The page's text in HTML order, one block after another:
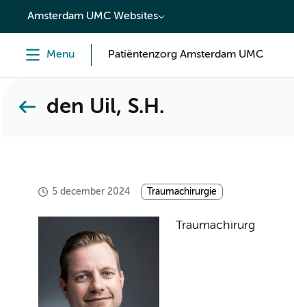
content
Amsterdam UMC Websites
Menu Patiëntenzorg Amsterdam UMC
den Uil, S.H.
5 december 2024 Traumachirurgie
Traumachirurg